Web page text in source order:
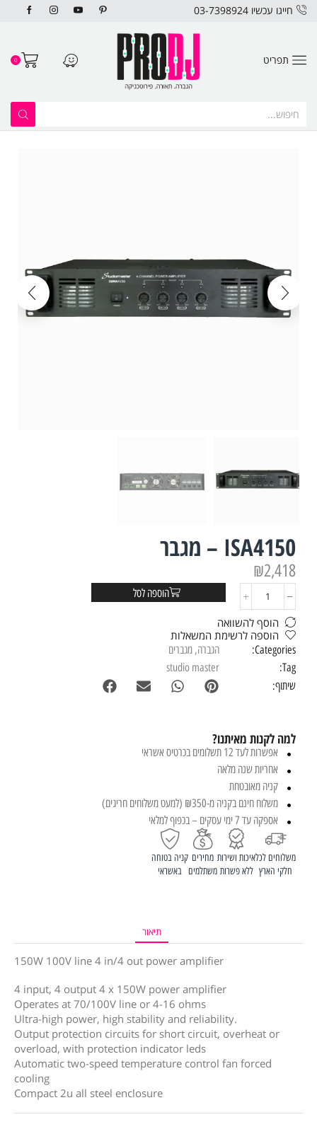
חייגו עכשיו 03-7398924
תפריט 0
ISA4150 – מגבר
₪2,418
הוספה לסל
הוסף להשוואה
הוספה לרשימת המשאלות
Categories: הגברה, מגברים
Tag:
studio master
שיתוף:
למה לקנות מאיתנו?
אפשרות לעד 12 תשלומים בכרטיס אשראי
אחריות שנה מלאה
קניה מאובטחת
משלוח חינם בקניה מ-₪350 (למעט משלוחים חריגים)
אספקה עד 7 ימי עסקים – בכפוף למלאי
משלוחים לכל
חלקי הארץ
איכות ושירות
ללא פשרות
מחירים
משתלמים
קניה בטוחה
באשראי
תיאור
150W 100V line 4 in/4 out power amplifier
4 input, 4 output 4 x 150W power amplifier
Operates at 70/100V line or 4-16 ohms
Ultra-high power, high stability and reliability.
Output protection circuits for short circuit, overheat or
overload, with protection indicator leds
Automatic two-speed temperature control fan forced
cooling
Compact 2u all steel enclosure